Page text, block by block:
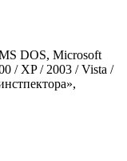
DOS, Microsoft
/ XP / 2003 / Vista /